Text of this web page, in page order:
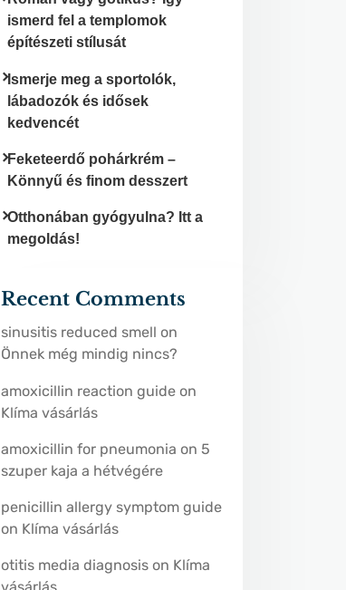
ismerd fel a templomok
építészeti stílusát
Ismerje meg a sportolók,
lábadozók és idősek
kedvencét
Feketeerdő pohárkrém –
Könnyű és finom desszert
Otthonában gyógyulna? Itt a
megoldás!
Recent Comments
sinusitis reduced smell on
Önnek még mindig nincs?
amoxicillin reaction guide on
Klíma vásárlás
amoxicillin for pneumonia on5
szuper kaja a hétvégére
penicillin allergy symptom guide
on Klíma vásárlás
otitis media diagnosis on Klíma